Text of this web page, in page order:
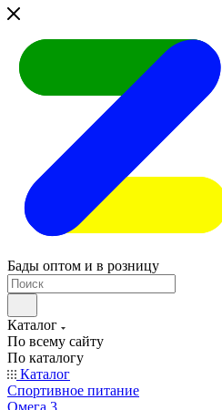
Бады оптом и в розницу
Каталог
По всему сайту
По каталогу
Каталог
Спортивное питание
Омега 3